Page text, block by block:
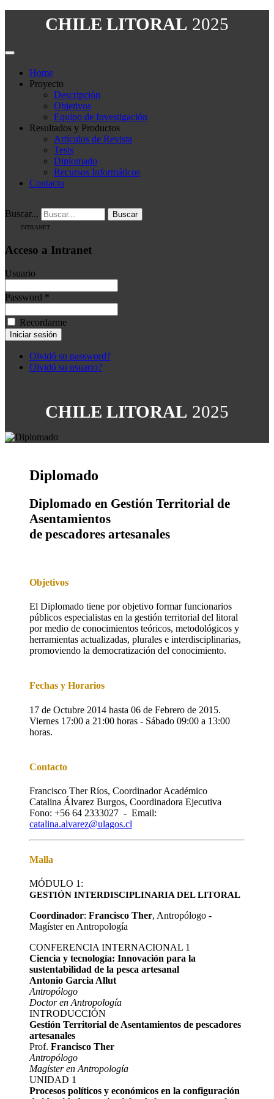
CHILE LITORAL 2025
Home
Proyecto
Descripción
Objetivos
Equipo de Investigación
Resultados y Productos
Artículos de Revista
Tesis
Diplomado
Recursos Informáticos
Contacto
Buscar... Buscar
INTRANET
Acceso a Intranet
Usuario
Password *
Recordarme
Olvidó su password?
Olvidó su usuario?
CHILE LITORAL 2025
Diplomado
Diplomado en Gestión Territorial de
Asentamientos
de pescadores artesanales
Objetivos
El Diplomado tiene por objetivo formar funcionarios
públicos especialistas en la gestión territorial del litoral
por medio de conocimientos teóricos, metodológicos y
herramientas actualizadas, plurales e interdisciplinarias,
promoviendo la democratización del conocimiento.
Fechas y Horarios
17 de Octubre 2014 hasta 06 de Febrero de 2015.
Viernes 17:00 a 21:00 horas - Sábado 09:00 a 13:00
horas.
Contacto
Francisco Ther Ríos, Coordinador Académico
Catalina Álvarez Burgos, Coordinadora Ejecutiva
Fono: +56 64 2333027 - Email:
catalina.alvarez@ulagos.cl
Malla
MÓDULO 1:
GESTIÓN INTERDISCIPLINARIA DEL LITORAL
Coordinador: Francisco Ther, Antropólogo -
Magíster en Antropología
CONFERENCIA INTERNACIONAL 1
Ciencia y tecnología: Innovación para la
sustentabilidad de la pesca artesanal
Antonio Garcia Allut
Antropólogo
Doctor en Antropología
INTRODUCCIÓN
Gestión Territorial de Asentamientos de pescadores
artesanales
Prof. Francisco Ther
Antropólogo
Magíster en Antropología
UNIDAD 1
Procesos políticos y económicos en la configuración